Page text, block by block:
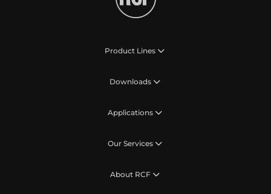
Product Lines
Downloads
Applications
Our Services
About RCF